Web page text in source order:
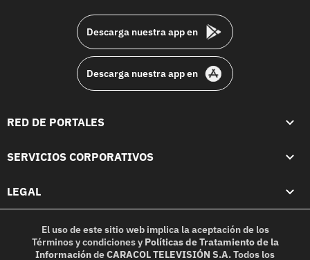
Descarga nuestra app en
Descarga nuestra app en
RED DE PORTALES
SERVICIOS CORPORATIVOS
LEGAL
El uso de este sitio web implica la aceptación de los
Términos y condicionesy Políticas de Tratamiento de la
InformacióndeCARACOL TELEVISIÓN S.A.Todos los